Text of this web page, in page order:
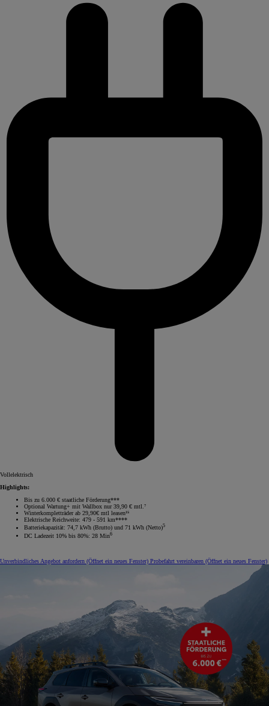
Vollelektrisch
Highlights:
Bis zu 6.000 € staatliche Förderung***
Optional Wartung+ mit Wallbox nur 39,90 € mtl.⁷
Winterkompletträder ab 29,90€ mtl leasen¹⁵
Elektrische Reichweite: 479 - 591 km****
Batteriekapazität: 74,7 kWh (Brutto) und 71 kWh (Netto)5
DC Ladezeit 10% bis 80%: 28 Min6
Unverbindliches Angebot anfordern (Öffnet ein neues Fenster) Probefahrt vereinbaren (Öffnet ein neues Fenster)